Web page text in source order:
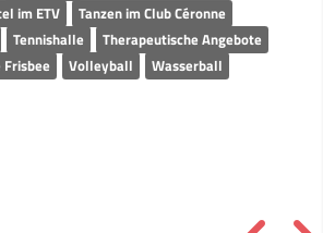
im ETV
Tanzen im Club Céronne
Tennishalle
Therapeutische Angebote
Volleyball Wasserball